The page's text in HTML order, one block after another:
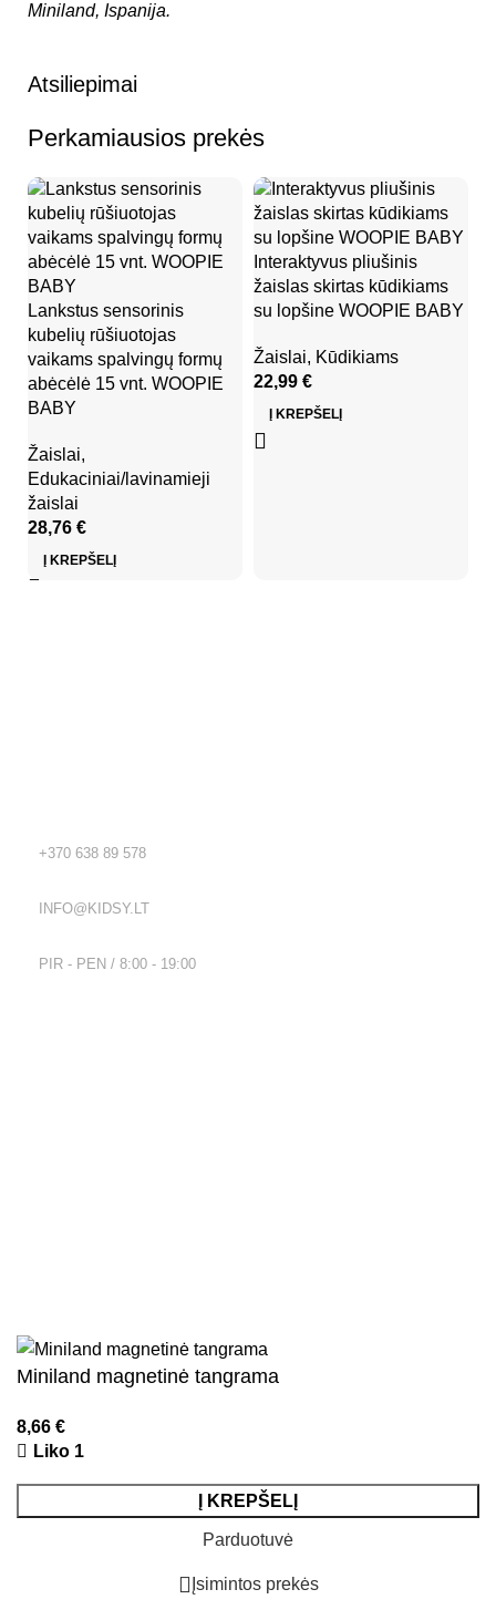
Miniland, Ispanija.
Atsiliepimai
Perkamiausios prekės
Lankstus sensorinis
kubelių rūšiuotojas
vaikams spalvingų formų
abėcėlė 15 vnt. WOOPIE
BABY
Žaislai,
Edukaciniai/lavinamieji
žaislai
28,76 €
Į KREPŠELĮ
Interaktyvus pliušinis
žaislas skirtas kūdikiams
su lopšine WOOPIE BABY
Žaislai, Kūdikiams
22,99 €
Į KREPŠELĮ
+370 638 89 578
INFO@KIDSY.LT
PIR - PEN / 8:00 - 19:00
Miniland magnetinė tangrama
8,66 €
Liko 1
Į KREPŠELĮ
Parduotuvė
Įsimintos prekės